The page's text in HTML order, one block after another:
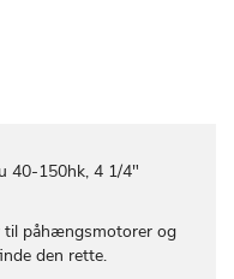
40-150hk, 4 1/4"
til påhængsmotorer og
den rette.